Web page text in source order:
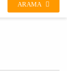
ARAMA